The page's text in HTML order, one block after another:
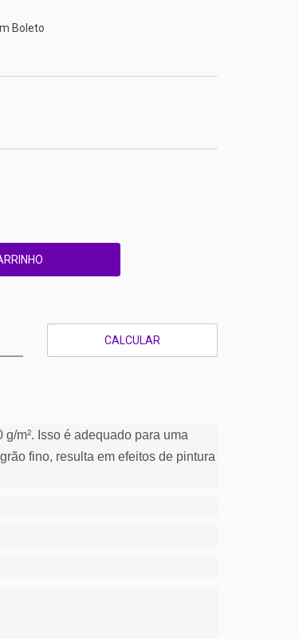
Boleto
CALCULAR
m². Isso é adequado para uma
fino, resulta em efeitos de pintura